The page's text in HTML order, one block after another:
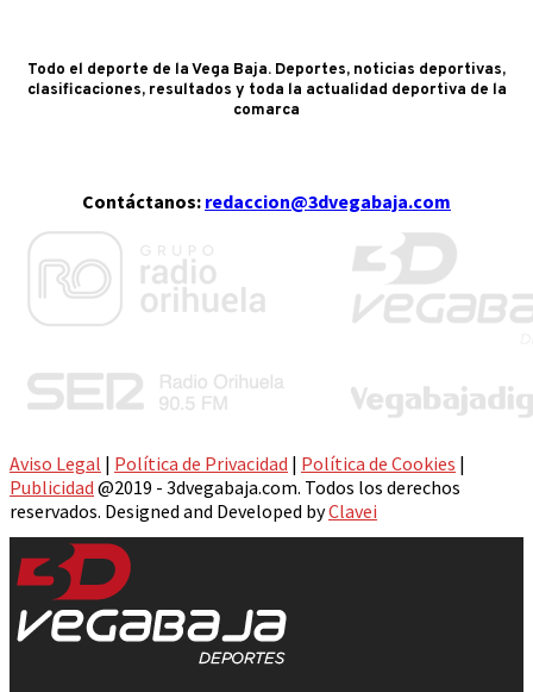
Todo el deporte de la Vega Baja. Deportes, noticias deportivas,
clasificaciones, resultados y toda la actualidad deportiva de la
comarca
Contáctanos: redaccion@3dvegabaja.com
Aviso Legal | Política de Privacidad | Política de Cookies |
Publicidad @2019 - 3dvegabaja.com. Todos los derechos
reservados. Designed and Developed byClavei